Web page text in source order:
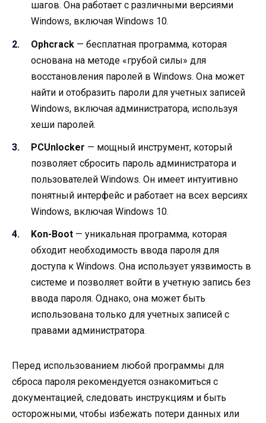
шагов. Она работает с различными версиями
Windows, включая Windows 10.
Ophcrack — бесплатная программа, которая
основана на методе «грубой силы» для
восстановления паролей в Windows. Она может
найти и отобразить пароли для учетных записей
Windows, включая администратора, используя
хеши паролей.
PCUnlocker — мощный инструмент, который
позволяет сбросить пароль администратора и
пользователей Windows. Он имеет интуитивно
понятный интерфейс и работает на всех версиях
Windows, включая Windows 10.
Kon-Boot — уникальная программа, которая
обходит необходимость ввода пароля для
доступа к Windows. Она использует уязвимость в
системе и позволяет войти в учетную запись без
ввода пароля. Однако, она может быть
использована только для учетных записей с
правами администратора.
Перед использованием любой программы для
сброса пароля рекомендуется ознакомиться с
документацией, следовать инструкциям и быть
осторожными, чтобы избежать потери данных или